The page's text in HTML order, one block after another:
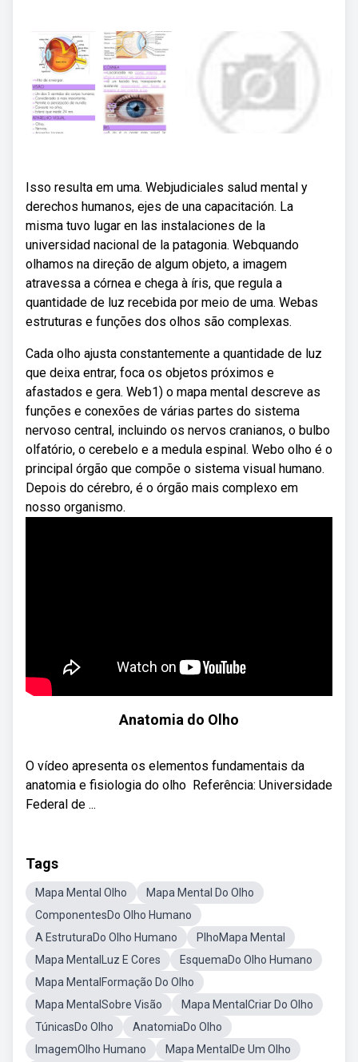
Isso resulta em uma. Webjudiciales salud mental y
derechos humanos, ejes de una capacitación. La
misma tuvo lugar en las instalaciones de la
universidad nacional de la patagonia. Webquando
olhamos na direção de algum objeto, a imagem
atravessa a córnea e chega à íris, que regula a
quantidade de luz recebida por meio de uma. Webas
estruturas e funções dos olhos são complexas.
Cada olho ajusta constantemente a quantidade de luz
que deixa entrar, foca os objetos próximos e
afastados e gera. Web1) o mapa mental descreve as
funções e conexões de várias partes do sistema
nervoso central, incluindo os nervos cranianos, o bulbo
olfatório, o cerebelo e a medula espinal. Webo olho é o
principal órgão que compõe o sistema visual humano.
Depois do cérebro, é o órgão mais complexo em
nosso organismo.
Anatomia do Olho
O vídeo apresenta os elementos fundamentais da
anatomia e fisiologia do olho ‍ Referência: Universidade
Federal de ...
Tags
Mapa Mental Olho
Mapa Mental Do Olho
ComponentesDo Olho Humano
A EstruturaDo Olho Humano
PlhoMapa Mental
Mapa MentalLuz E Cores
EsquemaDo Olho Humano
Mapa MentalFormação Do Olho
Mapa MentalSobre Visão
Mapa MentalCriar Do Olho
TúnicasDo Olho
AnatomiaDo Olho
ImagemOlho Humano
Mapa MentalDe Um Olho